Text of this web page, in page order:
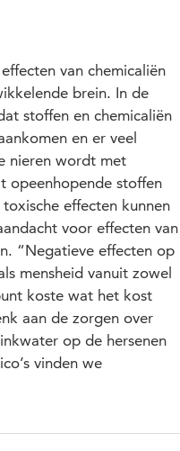
van chemicaliën
brein. In de
stoffen en chemicaliën
en er veel
nieren wordt met
opeenhopende stoffen
effecten kunnen
voor effecten van
“Negatieve effecten op
mensheid vanuit zowel
koste wat het kost
aan de zorgen over
op de hersenen
vinden we